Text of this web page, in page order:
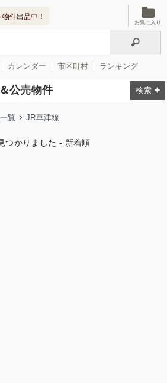
物件出品中！
お気に入り
カレンダー 市区町村 ランキング
公売物件
覧 JR草津線
つかりました - 新着順